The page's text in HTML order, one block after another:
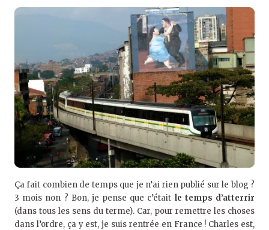
Ça fait combien de temps que je n’ai rien publié sur le blog ?
3 mois non ? Bon, je pense que c’était le temps d’atterrir
(dans tous les sens du terme). Car, pour remettre les choses
dans l’ordre, ça y est, je suis rentrée en France ! Charles est,